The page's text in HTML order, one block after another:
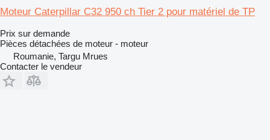
Moteur Caterpillar C32 950 ch Tier 2 pour matériel de TP
Prix sur demande
Pièces détachées de moteur - moteur
Roumanie, Targu Mrues
Contacter le vendeur